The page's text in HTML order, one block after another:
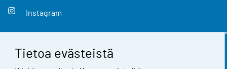
Tietoa evästeistä
Instagram
Yhteystiedot